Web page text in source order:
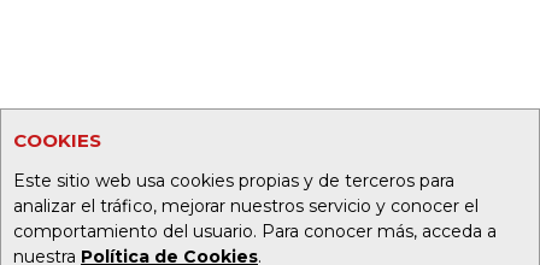
COOKIES
Este sitio web usa cookies propias y de terceros para
analizar el tráfico, mejorar nuestros servicio y conocer el
comportamiento del usuario. Para conocer más, acceda a
nuestra Política de Cookies.